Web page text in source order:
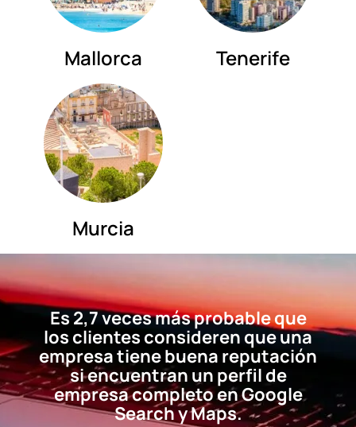
Mallorca Tenerife
Murcia
Es 2,7 veces más probable que
los clientes consideren que una
empresa tiene buena reputación
si encuentran un perfil de
empresa completo en Google
Search y Maps.